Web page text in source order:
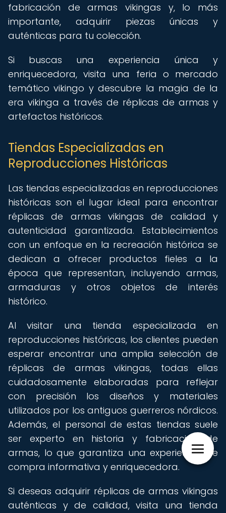
fabricación de armas vikingas y, lo más
importante, adquirir piezas únicas y
auténticas para tu colección.
Si buscas una experiencia única y
enriquecedora, visita una feria o mercado
temático vikingo y descubre la magia de la
era vikinga a través de réplicas de armas y
artefactos históricos.
Tiendas Especializadas en
Reproducciones Históricas
Las tiendas especializadas en reproducciones
históricas son el lugar ideal para encontrar
réplicas de armas vikingas de calidad y
autenticidad garantizada. Establecimientos
con un enfoque en la recreación histórica se
dedican a ofrecer productos fieles a la
época que representan, incluyendo armas,
armaduras y otros objetos de interés
histórico.
Al visitar una tienda especializada en
reproducciones históricas, los clientes pueden
esperar encontrar una amplia selección de
réplicas de armas vikingas, todas ellas
cuidadosamente elaboradas para reflejar
con precisión los diseños y materiales
utilizados por los antiguos guerreros nórdicos.
Además, el personal de estas tiendas suele
ser experto en historia y fabricación de
armas, lo que garantiza una experiencia de
compra informativa y enriquecedora.
Si deseas adquirir réplicas de armas vikingas
auténticas y de calidad, visita una tienda